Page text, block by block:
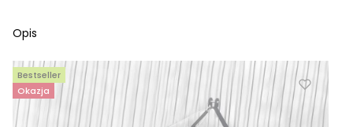
Opis
Okazja
Bestseller